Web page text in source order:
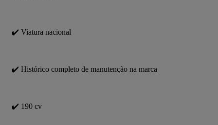
✔️ Viatura nacional
✔️ Histórico completo de manutenção na marca
✔️ 190 cv